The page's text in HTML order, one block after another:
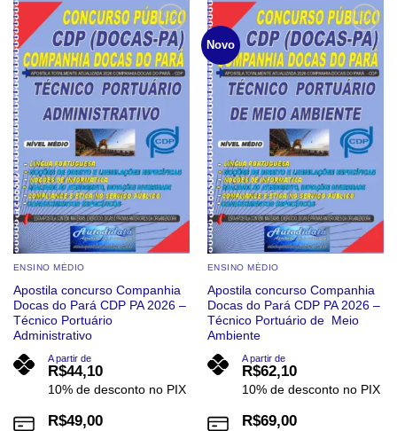
tem
várias
variantes.
As
opções
podem
ser
escolhidas
na
página
do
produto
várias
variantes.
As
opções
podem
ser
escolhidas
na
página
do
produto
Add to
wishlist
ENSINO MÉDIO
Apostila concurso Companhia
Docas do Pará CDP PA 2026 –
Técnico Portuário
Administrativo
A partir de
R$44,10
10% de desconto no PIX
R$49,00
Novo
Add to
wishlist
ENSINO MÉDIO
Apostila concurso Companhia
Docas do Pará CDP PA 2026 –
Técnico Portuário de Meio
Ambiente
A partir de
R$62,10
10% de desconto no PIX
R$69,00